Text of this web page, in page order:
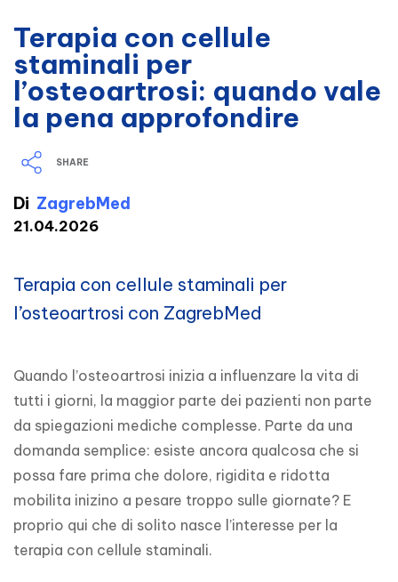
Terapia con cellule
staminali per
l’osteoartrosi: quando vale
la pena approfondire
SHARE
Di ZagrebMed
21.04.2026
Terapia con cellule staminali per
l’osteoartrosi con ZagrebMed
Quando l’osteoartrosi inizia a influenzare la vita di
tutti i giorni, la maggior parte dei pazienti non parte
da spiegazioni mediche complesse. Parte da una
domanda semplice: esiste ancora qualcosa che si
possa fare prima che dolore, rigidita e ridotta
mobilita inizino a pesare troppo sulle giornate? E
proprio qui che di solito nasce l’interesse per la
terapia con cellule staminali.